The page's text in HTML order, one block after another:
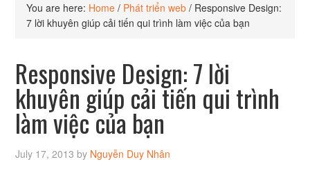
You are here: Home / Phát triển web / Responsive Design:
7 lời khuyên giúp cải tiến qui trình làm việc của bạn
Responsive Design: 7 lời
khuyên giúp cải tiến qui trình
làm việc của bạn
July 17, 2013 by Nguyễn Duy Nhân